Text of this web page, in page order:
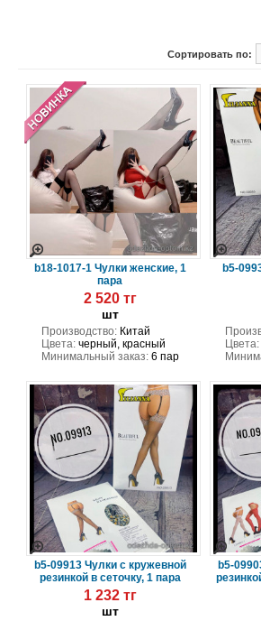
Сортировать по:
b18-1017-1 Чулки женские, 1
пара
2 520 тг
шт
Производство:Китай
Цвета:черный, красный
Минимальный заказ:6 пар
b5-
Цвета:
b5-09913 Чулки с кружевной
резинкой в сеточку, 1 пара
1 232 тг
шт
b5-